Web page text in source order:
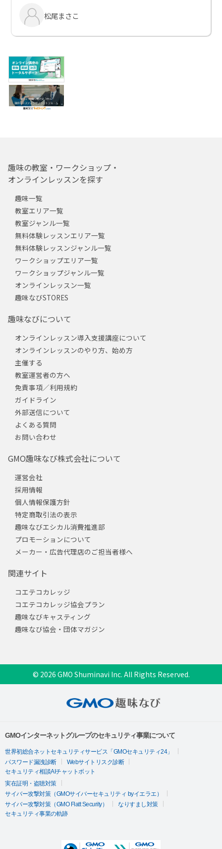
松尾まさこ
趣味の教室・ワークショップ・
オンラインレッスンを探す
趣味一覧
教室エリア一覧
教室ジャンル一覧
無料体験レッスンエリア一覧
無料体験レッスンジャンル一覧
ワークショップエリア一覧
ワークショップジャンル一覧
オンラインレッスン一覧
趣味なびSTORES
趣味なびについて
オンラインレッスン導入支援講座について
オンラインレッスンのやり方、始め方
主催する
教室運営者の方へ
免責事項／利用規約
ガイドライン
外部送信について
よくある質問
お問い合わせ
GMO趣味なび株式会社について
運営会社
採用情報
個人情報保護方針
特定商取引法の表示
趣味なびエシカル消費推進部
プロモーションについて
メーカー・広告代理店のご担当者様へ
関連サイト
コエテコカレッジ
コエテコカレッジ協会プラン
趣味なびキャスティング
趣味なび協会・団体マガジン
© 2026 GMO Shuminavi Inc. All Rights Reserved.